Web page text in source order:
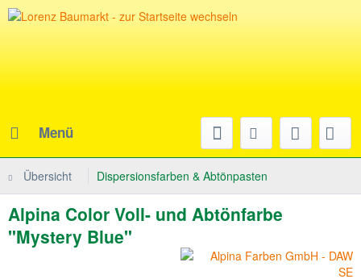
Menü
Übersicht Dispersionsfarben & Abtönpasten
Alpina Color Voll- und Abtönfarbe
"Mystery Blue"